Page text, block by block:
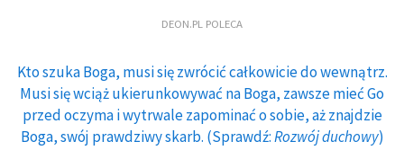
DEON.PL POLECA
Kto szuka Boga, musi się zwrócić całkowicie do wewnątrz.
Musi się wciąż ukierunkowywać na Boga, zawsze mieć Go
przed oczyma i wytrwale zapominać o sobie, aż znajdzie
Boga, swój prawdziwy skarb. (Sprawdź:Rozwój duchowy)